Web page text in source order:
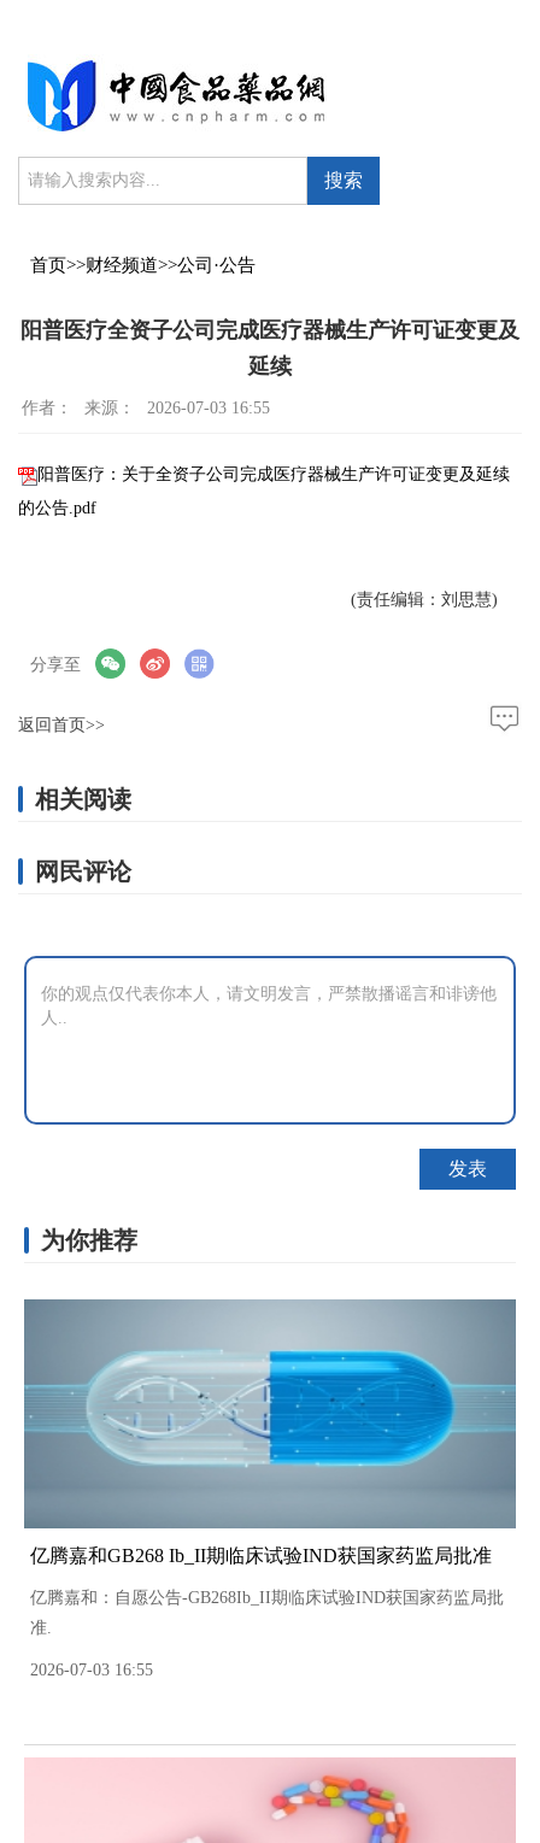
搜索
首页>>财经频道>>公司·公告
阳普医疗全资子公司完成医疗器械生产许可证变更及
延续
作者： 来源： 2026-07-03 16:55
阳普医疗：关于全资子公司完成医疗器械生产许可证变更及延续
的公告.pdf
(责任编辑：刘思慧)
分享至
返回首页>>
相关阅读
网民评论
为你推荐
亿腾嘉和GB268 Ib_II期临床试验IND获国家药监局批准
亿腾嘉和：自愿公告-GB268Ib_II期临床试验IND获国家药监局批
准.
2026-07-03 16:55